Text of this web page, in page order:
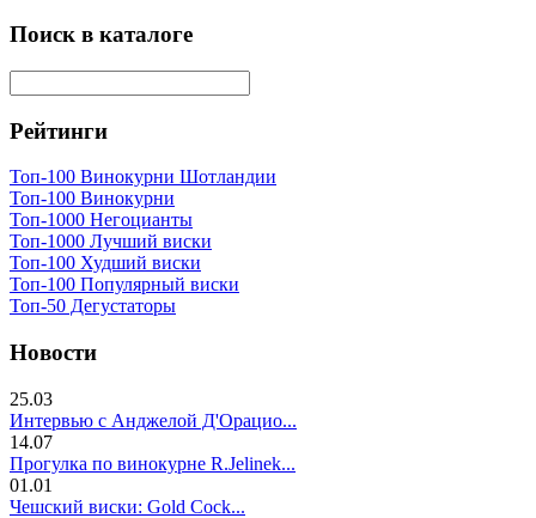
Поиск в каталоге
Рейтинги
Топ-100 Винокурни Шотландии
Топ-100 Винокурни
Топ-1000 Негоцианты
Топ-1000 Лучший виски
Топ-100 Худший виски
Топ-100 Популярный виски
Топ-50 Дегустаторы
Новости
25.03
Интервью с Анджелой Д'Орацио...
14.07
Прогулка по винокурне R.Jelinek...
01.01
Чешский виски: Gold Cock...